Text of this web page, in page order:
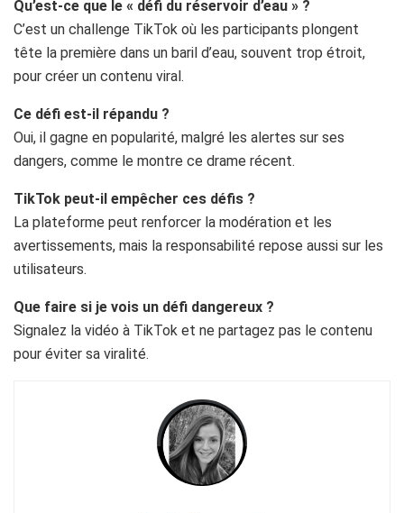
Qu’est-ce que le « défi du réservoir d’eau » ?
C’est un challenge TikTok où les participants plongent
tête la première dans un baril d’eau, souvent trop étroit,
pour créer un contenu viral.
Ce défi est-il répandu ?
Oui, il gagne en popularité, malgré les alertes sur ses
dangers, comme le montre ce drame récent.
TikTok peut-il empêcher ces défis ?
La plateforme peut renforcer la modération et les
avertissements, mais la responsabilité repose aussi sur les
utilisateurs.
Que faire si je vois un défi dangereux ?
Signalez la vidéo à TikTok et ne partagez pas le contenu
pour éviter sa viralité.